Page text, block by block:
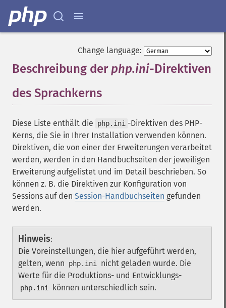
Change language:
Beschreibung der php.ini-Direktiven
des Sprachkerns
Diese Liste enthält die php.ini -Direktiven des PHP-
Kerns, die Sie in Ihrer Installation verwenden können.
Direktiven, die von einer der Erweiterungen verarbeitet
werden, werden in den Handbuchseiten der jeweiligen
Erweiterung aufgelistet und im Detail beschrieben. So
können z. B. die Direktiven zur Konfiguration von
Sessions auf den Session-Handbuchseiten gefunden
werden.
Hinweis:
Die Voreinstellungen, die hier aufgeführt werden,
gelten, wenn
php.ini
nicht geladen wurde. Die
Werte für die Produktions- und Entwicklungs-
php.ini können unterschiedlich sein.